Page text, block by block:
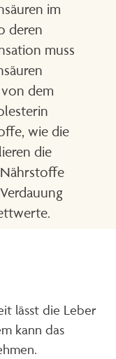
im
deren
muss
dem
wie die
die
lässt die Leber
kann das